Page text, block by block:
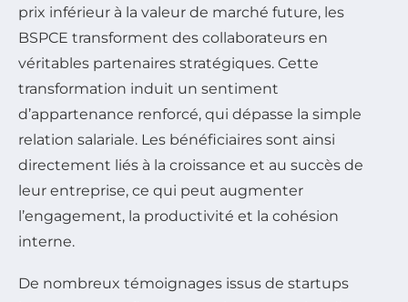
prix inférieur à la valeur de marché future, les
BSPCE transforment des collaborateurs en
véritables partenaires stratégiques. Cette
transformation induit un sentiment
d’appartenance renforcé, qui dépasse la simple
relation salariale. Les bénéficiaires sont ainsi
directement liés à la croissance et au succès de
leur entreprise, ce qui peut augmenter
l’engagement, la productivité et la cohésion
interne.
De nombreux témoignages issus de startups